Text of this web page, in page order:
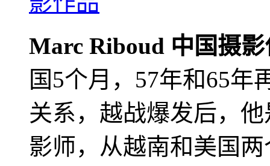
Marc Riboud 中国摄
国5个月，57年和65年
关系，越战爆发后，
影师，从越南和美国